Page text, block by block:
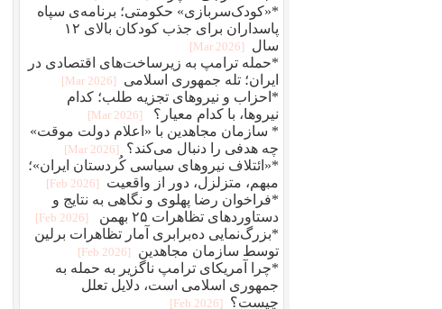
*«کودک‌سربازی» حکومتی؛ برنامه‌ی سپاه
پاسداران برای جذب کودکان بالای ۱۲
سال
[2026 Mar]
*حمله ترامپ به زیرساخت‌های اقتصادی در
ایران؛ تله جمهوری اسلامی
[2026 Mar]
*احزاب و نیروهای تجزیه طلب؛ کدام
نیروها، با کدام معیار؟
[2026 Mar]
* سازمان مجاهدین با «اعلام دولت موقت»
چه هدفی را دنبال می‌کند؟
[2026 Mar]
*«ائتلاف نیروهای سیاسی کُردستان ایران»؛
مبهم، متزلزل، دور از واقعیت
[2026 Feb]
*فراخوان رضا پهلوی و نگاهی به نتایج و
دستاوردهای تظاهرات ۲۵ بهمن
[2026 Feb]
*بزرگ‌نمایی ده‌برابری آمار تظاهرات برلین
توسط سازمان مجاهدین
[2026 Feb]
*چرا آمریکای ترامپ ناگزیر به حمله به
جمهوری اسلامی است، دلایل تعلل
چیست؟
[2026 Feb]